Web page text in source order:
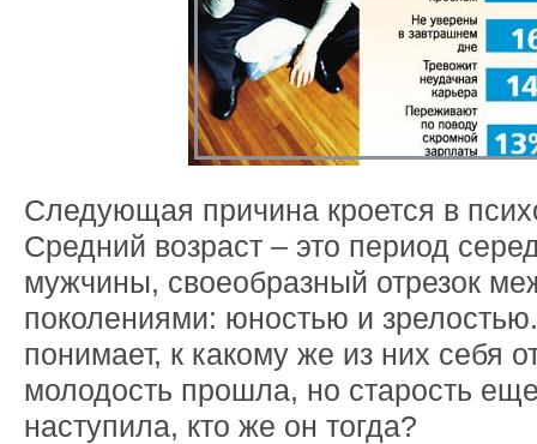
Следующая причина кроется в
Средний возраст – это период
мужчины, своеобразный отрезок
поколениями: юностью и
понимает, к какому же из них себя
молодость прошла, но старость
наступила, кто же он тогда?